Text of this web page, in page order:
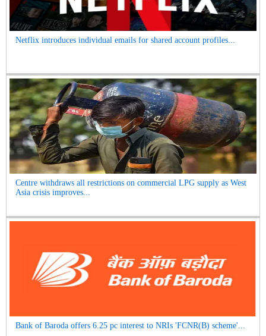
Netflix introduces individual emails for shared account profiles...
Centre withdraws all restrictions on commercial LPG supply as West
Asia crisis improves...
Bank of Baroda offers 6.25 pc interest to NRIs 'FCNR(B) scheme'...